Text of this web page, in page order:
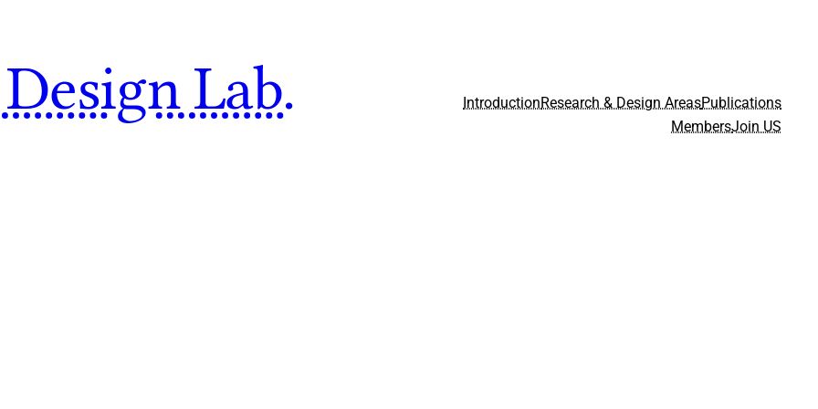
Lab.
IntroductionResearch & Design AreasPublications
MembersJoin US